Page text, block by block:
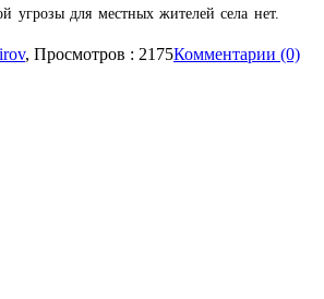
угрозы для местных жителей села нет.
, Просмотров : 2175Комментарии (0)